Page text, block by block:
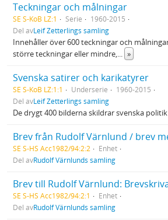
Teckningar och målningar
SE S-KoB LZ:1 Serie
1960-2015
Del avLeif Zetterlings samling
Innehåller över 600 teckningar och
större teckningar eller mindre,... »
Svenska satirer och karikatyrer
SE S-KoB LZ:1:1 Underserie
1960-2015
Del avLeif Zetterlings samling
De drygt 400 bilderna skildrar svenska
Brev från Rudolf Värnlund / brev
SE S-HS Acc1982/94:2:2
Enhet
Del avRudolf Värnlunds samling
Brev till Rudolf Värnlund:
SE S-HS Acc1982/94:2:1
Enhet
Del avRudolf Värnlunds samling